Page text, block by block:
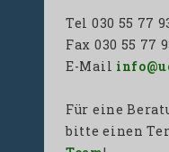
Tel 030 55 77
Fax 030 55 77
E-Mail
Für eine
bitte einen